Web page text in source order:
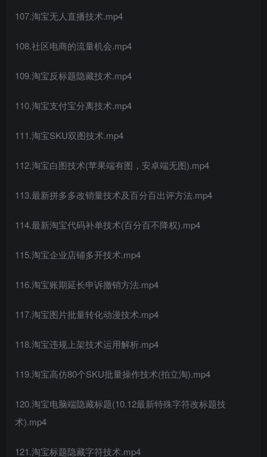
107.淘宝无人直播技术.mp4
108.社区电商的流量机会.mp4
109.淘宝反标题隐藏技术.mp4
110.淘宝支付宝分离技术.mp4
111.淘宝SKU双图技术.mp4
112.淘宝白图技术(苹果端有图，安卓端无图).mp4
113.最新拼多多改销量技术及百分百出评方法.mp4
114.最新淘宝代码补单技术(百分百不降权).mp4
115.淘宝企业店铺多开技术.mp4
116.淘宝账期延长申诉撤销方法.mp4
117.淘宝图片批量转化动漫技术.mp4
118.淘宝违规上架技术运用解析.mp4
119.淘宝高仿80个SKU批量操作技术(拍立淘).mp4
120.淘宝电脑端隐藏标题(10.12最新特殊字符改标题技
术).mp4
121.淘宝标题隐藏字符技术.mp4